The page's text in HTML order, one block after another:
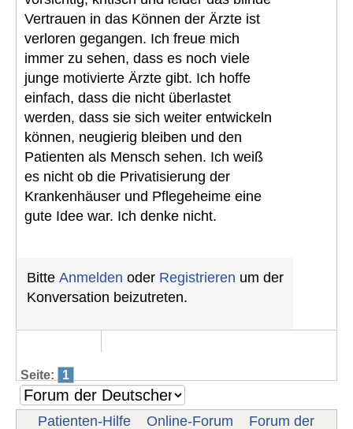
Vertrauen in das Können der Ärzte ist
verloren gegangen. Ich freue mich
immer zu sehen, dass es noch viele
junge motivierte Ärzte gibt. Ich hoffe
einfach, dass die nicht überlastet
werden, dass sie sich weiter entwickeln
können, neugierig bleiben und den
Patienten als Mensch sehen. Ich weiß
es nicht ob die Privatisierung der
Krankenhäuser und Pflegeheime eine
gute Idee war. Ich denke nicht.
Bitte Anmelden oder Registrieren um der
Konversation beizutreten.
Seite: 1
Patienten-Hilfe Online-Forum
Forum der